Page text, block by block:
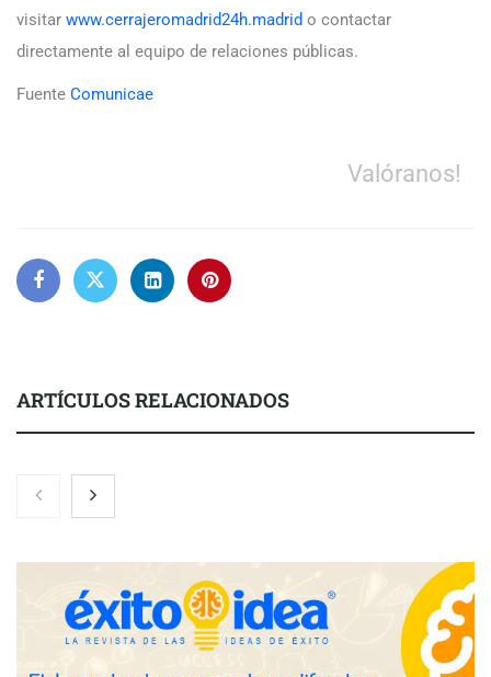
visitar www.cerrajeromadrid24h.madrid o contactar
directamente al equipo de relaciones públicas.
Fuente Comunicae
Valóranos!
ARTÍCULOS RELACIONADOS
NOVA: innovación y diseño que transforman espacios de la
mano de Tormo Franquicias